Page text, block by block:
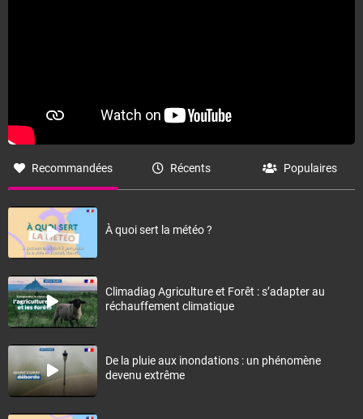
Recommandées Récents Populaires
À quoi sert la météo ?
Climadiag Agriculture et Forêt : s’adapter au
réchauffement climatique
De la pluie aux inondations : un phénomène
devenu extrême